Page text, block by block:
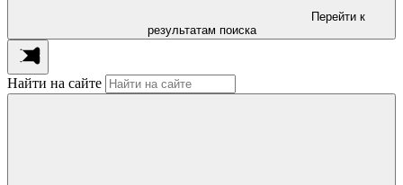
Перейти к
результатам поиска
Найти на сайте